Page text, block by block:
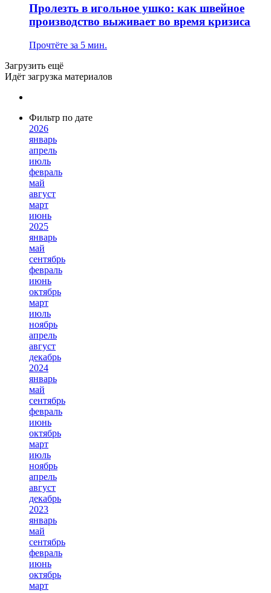
Пролезть в игольное ушко: как швейное
производство выживает во время кризиса
Прочтёте за 5 мин.
Загрузить ещё
Идёт загрузка материалов
Фильтр по дате
2026
январь
апрель
июль
февраль
май
август
март
июнь
2025
январь
май
сентябрь
февраль
июнь
октябрь
март
июль
ноябрь
апрель
август
декабрь
2024
январь
май
сентябрь
февраль
июнь
октябрь
март
июль
ноябрь
апрель
август
декабрь
2023
январь
май
сентябрь
февраль
июнь
октябрь
март